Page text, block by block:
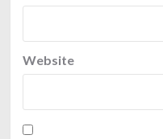
Website